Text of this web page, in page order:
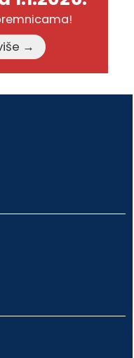
Pročitajte više →